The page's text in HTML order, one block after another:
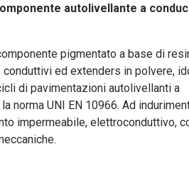
autolivellante a
pigmentato a base di
ed extenders in polvere,
di pavimentazioni autolivellanti a
norma UNI EN 10966. Ad
impermeabile, elettroconduttivo,